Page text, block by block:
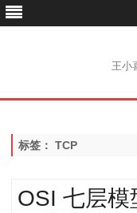
王小
标签： TCP
OSI 七层模